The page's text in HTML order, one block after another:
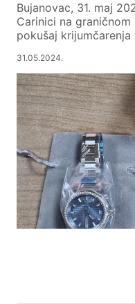
Bujanovac, 31. maj
Carinici na
pokušaj
31.05.2024.